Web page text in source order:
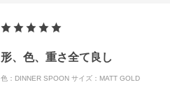
形、色、重さ全て良し
色：DINNER SPOON サイズ：MATT GOLD